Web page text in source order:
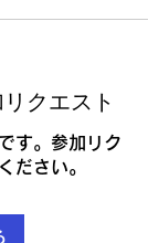
クエスト
す。参加リク
ださい。